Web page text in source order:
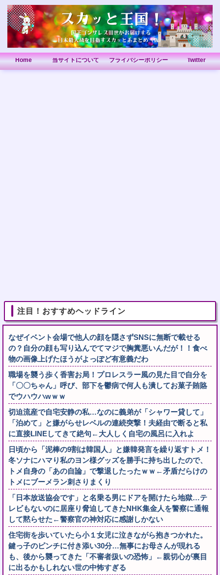
Home 当サイトについて プライバシーポリシー Twitter
注目！おすすめヘッドライン
なぜイベント会場で他人の顔を隠さずSNSに無断で載せる
の？自分の顔も写り込んでてマジで胸糞悪いんだが！！食べ
物の画像上げたほうがよっぽど有意義だわ
職場を襲う歩く香害お局！プロレスラー風の見た目で自分を
「〇〇ちゃん」呼び、部下を鬱病で何人も潰してお菓子賄賂
でウハウハwｗｗ
切迫流産で自宅安静の私…なのに義弟が「シャワー貸して」
「泊めて」と嫌がらせレベルの連続突撃！夫経由で断ると私
に直接LINEしてきて絶句←大人しく自宅の風呂に入れよ
日頃から「泥棒の9割は韓国人」と嫌韓発言を繰り返すトメ！
冬ソナにハマり私のヨン様グッズを勝手に持ち出したので、
トメ自身の「あの自論」で撃退したったｗｗ←矛盾だらけの
トメにブーメラン刺さりまくり
「日本放送協会です」と名乗る男にドアを開けたら地獄…テ
レビもないのに居座り脅迫してきたNHK集金人を警察に通報
して黙らせた←警察官の神対応に感謝しかない
住宅街を歩いていたら小１女児に泣きながら抱きつかれた。
鍵っ子のピンチに付き添い30分…無事にお母さんが現れる
も、後から襲ってきた「不審者扱いの恐怖」←親切心が裏目
に出るかもしれない世の中怖すぎる